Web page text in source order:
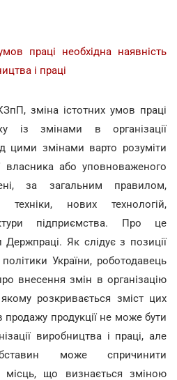
праці необхідна наявність
і праці
зміна істотних умов праці
із змінами в організації
цими змінами варто розуміти
власника або уповноваженого
за загальним правилом,
нових технологій,
підприємства. Про це
Держпраці. Як слідує з позиції
політики України, роботодавець
внесення змін в організацію
розкривається зміст цих
продажу продукції не може бути
виробництва і праці, але
може спричинити
місць, що визнається зміною